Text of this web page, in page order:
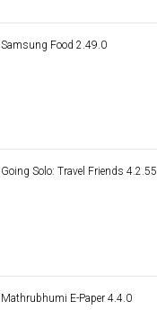
Samsung Food 2.49.0
Going Solo: Travel Friends 4.2.55
Mathrubhumi E-Paper 4.4.0